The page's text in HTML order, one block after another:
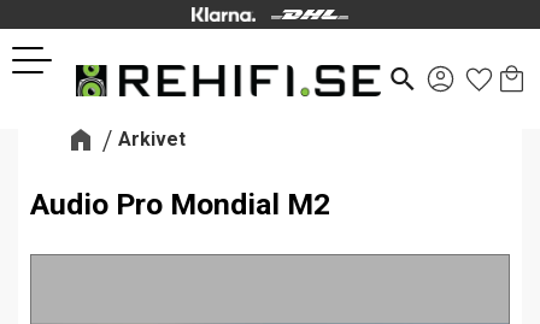
Meny
search
Arkivet
Audio Pro Mondial M2